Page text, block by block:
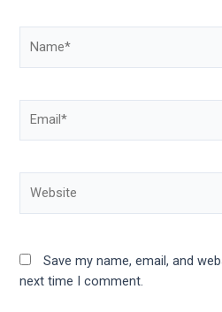
Save my name, email, and
next time I comment.